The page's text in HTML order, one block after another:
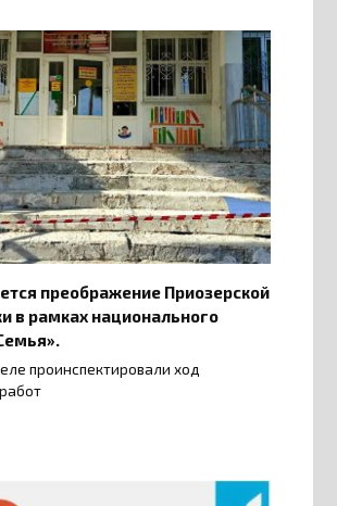
преображение Приозерской
в рамках национального
проинспектировали ход